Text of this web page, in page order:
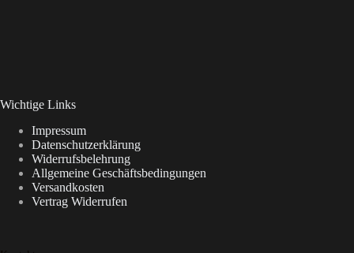
Wichtige Links
Impressum
Datenschutzerklärung
Widerrufsbelehrung
Allgemeine Geschäftsbedingungen
Versandkosten
Vertrag Widerrufen